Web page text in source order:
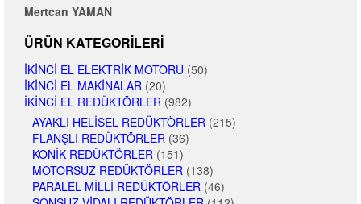
Mertcan YAMAN
ÜRÜN KATEGORILERI
İKINCI EL ELEKTRIK MOTORU (50)
İKINCI EL MAKINALAR (20)
İKINCI EL REDÜKTÖRLER (982)
AYAKLI HELISEL REDÜKTÖRLER (215)
FLANŞLI REDÜKTÖRLER (36)
KONIK REDÜKTÖRLER (151)
MOTORSUZ REDÜKTÖRLER (138)
PARALEL MILLI REDÜKTÖRLER (46)